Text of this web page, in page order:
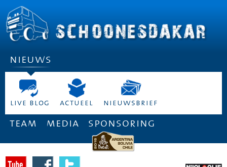
nieuws
live blog actueel nieuwsbrief
team media sponsoring